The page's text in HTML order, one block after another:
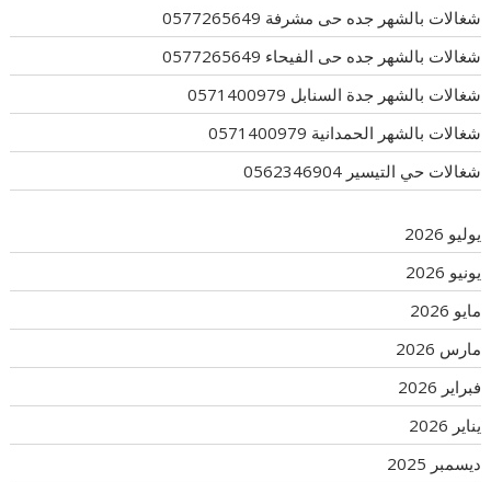
شغالات بالشهر جده حى مشرفة 0577265649
شغالات بالشهر جده حى الفيحاء 0577265649
شغالات بالشهر جدة السنابل 0571400979
شغالات بالشهر الحمدانية 0571400979
شغالات حي التيسير 0562346904
يوليو 2026
يونيو 2026
مايو 2026
مارس 2026
فبراير 2026
يناير 2026
ديسمبر 2025